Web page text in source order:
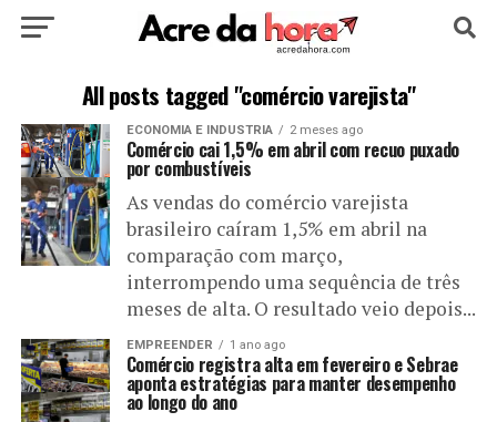
HOME POLÍTICA CULTURA ESPORTE
EDUCAÇÃO NOTÍCIA MUNDO
All posts tagged "comércio varejista"
ECONOMIA E INDUSTRIA 2 meses ago
Comércio cai 1,5% em abril com recuo puxado
por combustíveis
As vendas do comércio varejista
brasileiro caíram 1,5% em abril na
comparação com março,
interrompendo uma sequência de três
meses de alta. O resultado veio depois...
EMPREENDER 1 ano ago
Comércio registra alta em fevereiro e Sebrae
aponta estratégias para manter desempenho
ao longo do ano